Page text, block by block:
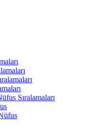
Sıralamaları